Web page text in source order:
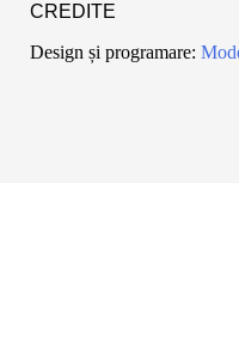
CREDITE
Design și programare: